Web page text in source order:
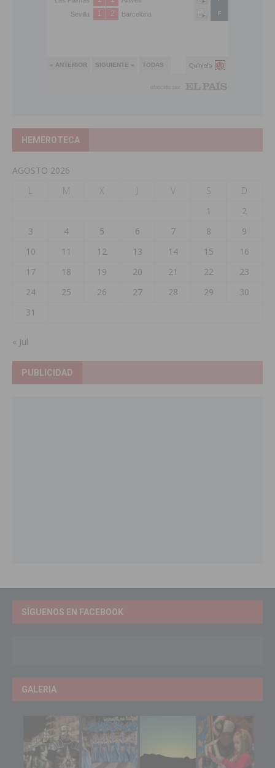
HEMEROTECA
AGOSTO 2026
L
M X J V S
D
1
2
3
4 5 6 7 8
9
10
11 12 13 14 15
16
17
18 19 20 21 22
23
24
25 26 27 28 29
30
31
« Jul
PUBLICIDAD
SÍGUENOS EN FACEBOOK
GALERIA